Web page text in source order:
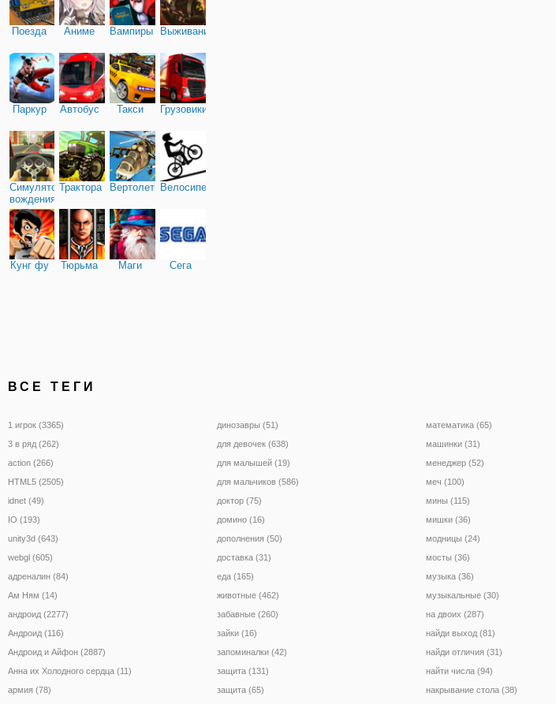
Поезда Аниме Вампиры Выживание
Паркур Автобус Такси Грузовики
Симулятор
вождения
Трактора ВертолетыВелосипед
Кунг фу Тюрьма Маги Сега
ВСЕ ТЕГИ
1 игрок (3365)
3 в ряд (262)
action (266)
HTML5 (2505)
idnet (49)
IO (193)
unity3d (643)
webgl (605)
адреналин (84)
Ам Ням (14)
андроид (2277)
Андроид (116)
Андроид и Айфон (2887)
Анна их Холодного сердца (11)
армия (78)
динозавры (51)
для девочек (638)
для малышей (19)
для мальчиков (586)
доктор (75)
домино (16)
дополнения (50)
доставка (31)
еда (165)
животные (462)
забавные (260)
зайки (16)
запоминалки (42)
защита (131)
защита (65)
математика (65)
машинки (31)
менеджер (52)
меч (100)
мины (115)
мишки (36)
модницы (24)
мосты (36)
музыка (36)
музыкальные (30)
на двоих (287)
найди выход (81)
найди отличия (31)
найти числа (94)
накрывание стола (38)